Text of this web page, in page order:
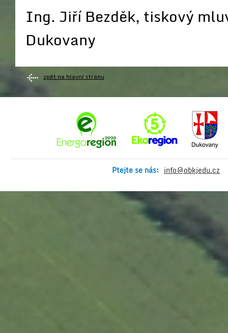
Ing. Jiří Bezděk, tiskový
Dukovany
zpět na hlavní stranu
Ptejte se nás: info@obkjedu.cz